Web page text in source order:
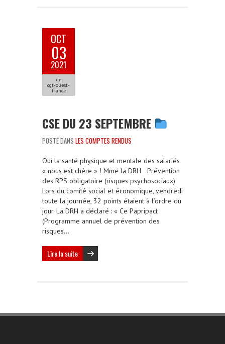
OCT
03
2021
de
cgt-ouest-
france
CSE DU 23 SEPTEMBRE
POSTÉ DANS LES COMPTES RENDUS
Oui la santé physique et mentale des salariés
« nous est chère » ! Mme la DRH Prévention
des RPS obligatoire (risques psychosociaux)
Lors du comité social et économique, vendredi
toute la journée, 32 points étaient à l’ordre du
jour. La DRH a déclaré : « Ce Papripact
(Programme annuel de prévention des
risques…
Lire la suite